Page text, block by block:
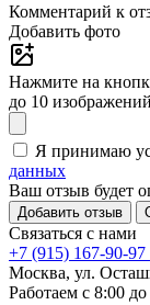
Комментарий к
Добавить фото
Нажмите на
до 10
Я принимаю
данных
Ваш отзыв будет
Добавить отзыв
Связаться с нами
+7 (915) 167-90-97
Москва, ул.
Работаем с 8:00